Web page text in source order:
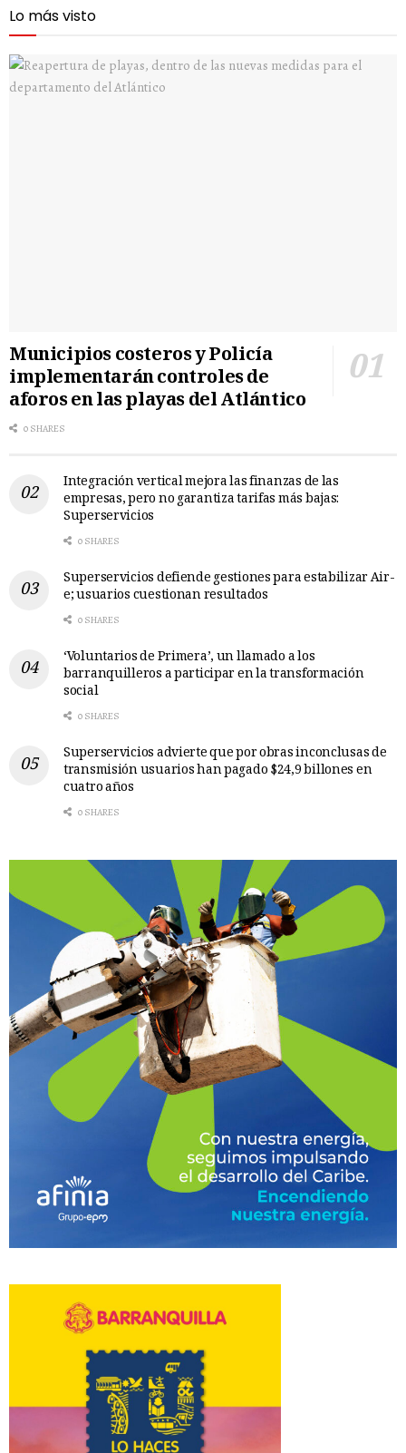
Lo más visto
Municipios costeros y Policía
implementarán controles de
aforos en las playas del Atlántico
0 SHARES
Integración vertical mejora las finanzas de las
empresas, pero no garantiza tarifas más bajas:
Superservicios
0 SHARES
Superservicios defiende gestiones para estabilizar Air-
e; usuarios cuestionan resultados
0 SHARES
‘Voluntarios de Primera’, un llamado a los
barranquilleros a participar en la transformación
social
0 SHARES
Superservicios advierte que por obras inconclusas de
transmisión usuarios han pagado $24,9 billones en
cuatro años
0 SHARES